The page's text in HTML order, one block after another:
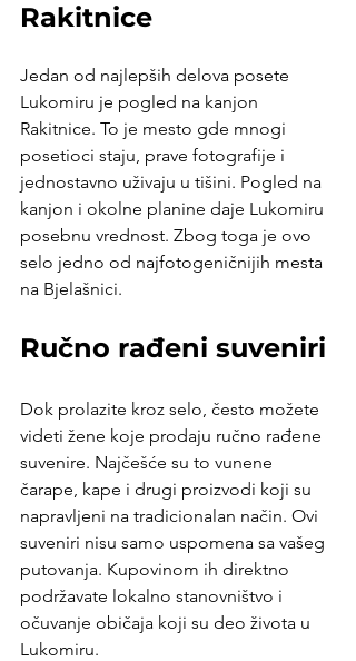
Rakitnice
Jedan od najlepših delova posete
Lukomiru je pogled na kanjon
Rakitnice. To je mesto gde mnogi
posetioci staju, prave fotografije i
jednostavno uživaju u tišini. Pogled na
kanjon i okolne planine daje Lukomiru
posebnu vrednost. Zbog toga je ovo
selo jedno od najfotogeničnijih mesta
na Bjelašnici.
Ručno rađeni suveniri
Dok prolazite kroz selo, često možete
videti žene koje prodaju ručno rađene
suvenire. Najčešće su to vunene
čarape, kape i drugi proizvodi koji su
napravljeni na tradicionalan način. Ovi
suveniri nisu samo uspomena sa vašeg
putovanja. Kupovinom ih direktno
podržavate lokalno stanovništvo i
očuvanje običaja koji su deo života u
Lukomiru.